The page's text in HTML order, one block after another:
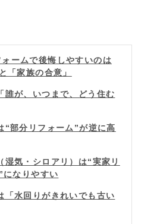
ームで後悔しやすいのは
「家族の合意」
が、いつまで、どう住む
部分リフォーム”が逆に高
気・シロアリ）は“実家リ
になりやすい
水回りがきれいでも古い